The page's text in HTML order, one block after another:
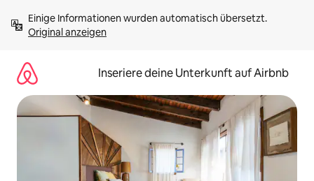
Inhalten
springenOriginal anzeigen
Inseriere deine Unterkunft auf Airbnb